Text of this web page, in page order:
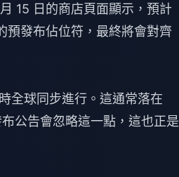
15 日的商店頁面顯示，預計
發布佔位符，最終將會對齊
全球同步進行。這通常落在
公告會忽略這一點，這也正是